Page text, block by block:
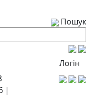
Пошук
Логін
|